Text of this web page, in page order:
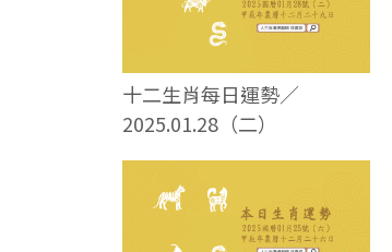
十二生肖每日運勢／
2025.01.28（二）